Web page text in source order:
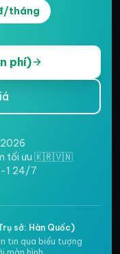
tháng
phí)
tối ưu 🇰🇷🇻🇳
1 24/7
sở: Hàn Quốc)
tin qua biểu tượng